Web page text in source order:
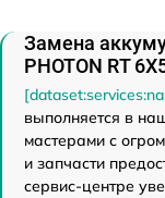
Замена
PHOTON RT
выполняется в
мастерами с
и запчасти
сервис-центре